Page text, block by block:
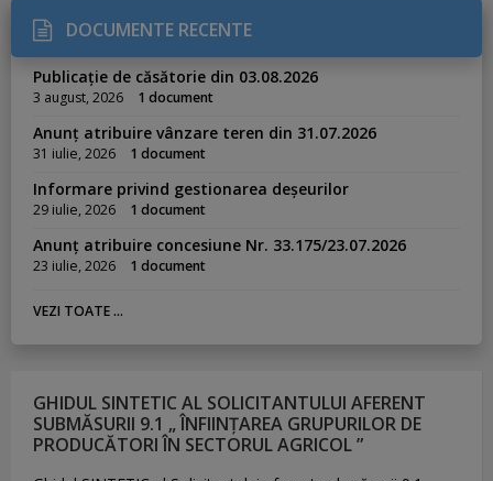
DOCUMENTE RECENTE
Publicație de căsătorie din 03.08.2026
3 august, 2026 1 document
Anunț atribuire vânzare teren din 31.07.2026
31 iulie, 2026 1 document
Informare privind gestionarea deșeurilor
29 iulie, 2026 1 document
Anunț atribuire concesiune Nr. 33.175/23.07.2026
23 iulie, 2026 1 document
VEZI TOATE ...
GHIDUL SINTETIC AL SOLICITANTULUI AFERENT
SUBMĂSURII 9.1 „ ÎNFIINȚAREA GRUPURILOR DE
PRODUCĂTORI ÎN SECTORUL AGRICOL ”